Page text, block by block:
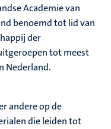
Academie van
benoemd tot lid van
der
tot meest
Nederland.
andere op de
die leiden tot